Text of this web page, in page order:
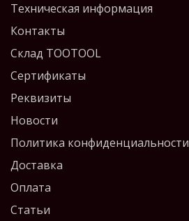
Техническая информация
Контакты
Склад TOOTOOL
Сертификаты
Реквизиты
Новости
Политика конфиденциальности
Доставка
Оплата
Статьи